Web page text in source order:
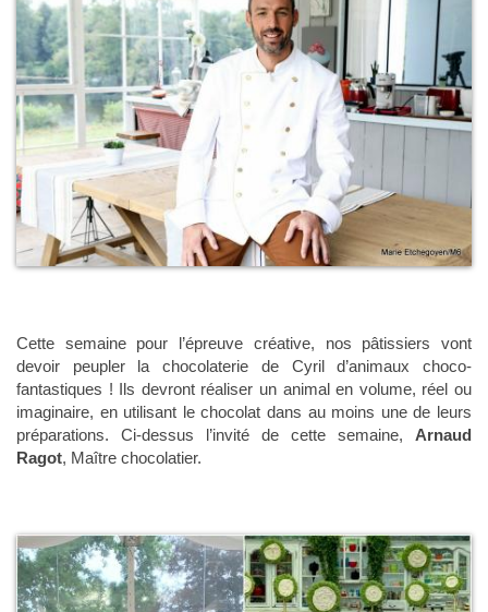
Cette semaine pour l’épreuve créative, nos pâtissiers vont
devoir peupler la chocolaterie de Cyril d’animaux choco-
fantastiques ! Ils devront réaliser un animal en volume, réel ou
imaginaire, en utilisant le chocolat dans au moins une de leurs
préparations. Ci-dessus l’invité de cette semaine, Arnaud
Ragot, Maître chocolatier.